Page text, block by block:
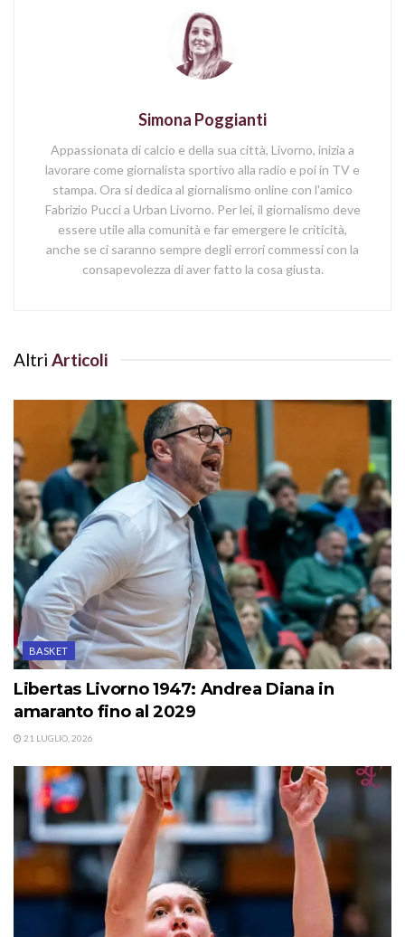
Simona Poggianti
Appassionata di calcio e della sua città, Livorno, inizia a
lavorare come giornalista sportivo alla radio e poi in TV e
stampa. Ora si dedica al giornalismo online con l'amico
Fabrizio Pucci a Urban Livorno. Per lei, il giornalismo deve
essere utile alla comunità e far emergere le criticità,
anche se ci saranno sempre degli errori commessi con la
consapevolezza di aver fatto la cosa giusta.
Altri Articoli
BASKET
Libertas Livorno 1947: Andrea Diana in
amaranto fino al 2029
21 LUGLIO, 2026